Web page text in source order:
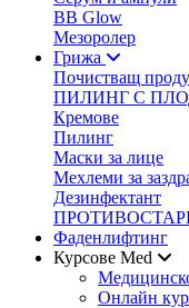
BB Glow
Мезоролер
Грижа
Почистващ
ПИЛИНГ С
Кремове
Пилинг
Маски за лице
Мехлеми за
Дезинфектант
Фаденлифтинг
Курсове Med
Онлайн